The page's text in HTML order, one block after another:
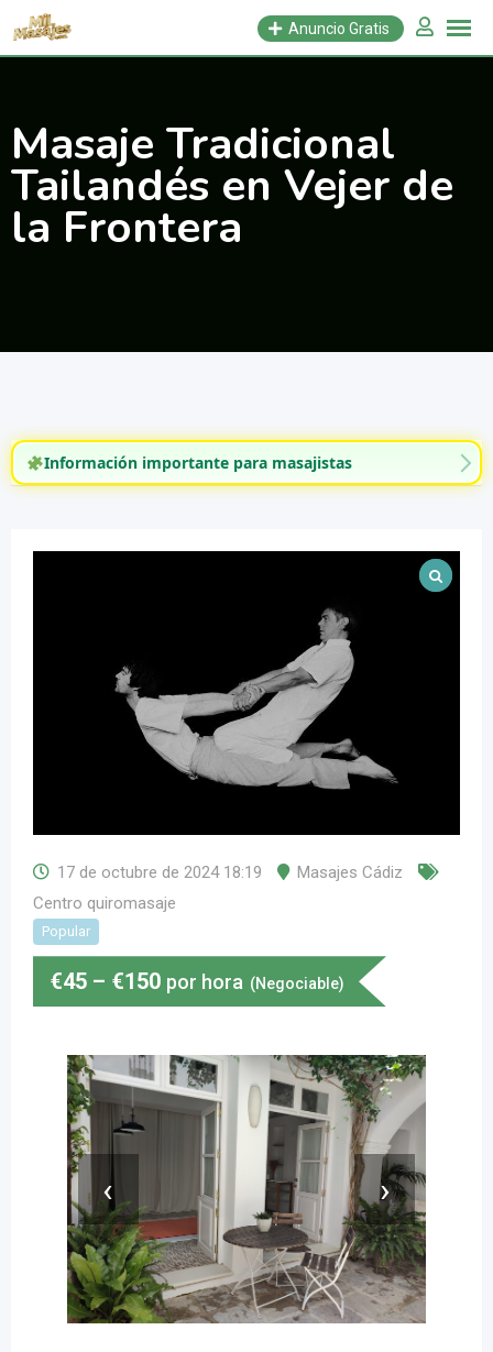
Saltar
Anuncio Gratis
Masaje Tradicional
Tailandés en Vejer de
la Frontera
Información importante para masajistas
17 de octubre de 2024 18:19
Masajes Cádiz
Centro quiromasaje
Popular
€45 – €150 por hora (Negociable)
‹ ›